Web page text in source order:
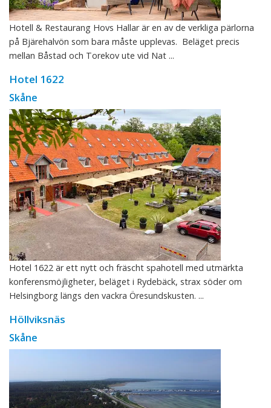
Hotell & Restaurang Hovs Hallar är en av de verkliga pärlorna
på Bjärehalvön som bara måste upplevas. Beläget precis
mellan Båstad och Torekov ute vid Nat ...
Hotel 1622
Skåne
Hotel 1622 är ett nytt och fräscht spahotell med utmärkta
konferensmöjligheter, beläget i Rydebäck, strax söder om
Helsingborg längs den vackra Öresundskusten. ...
Höllviksnäs
Skåne